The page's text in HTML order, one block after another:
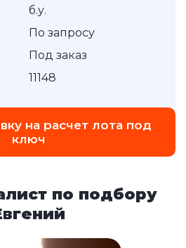
б.у.
По запросу
Под заказ
11148
на расчет лота под
ключ
по подбору